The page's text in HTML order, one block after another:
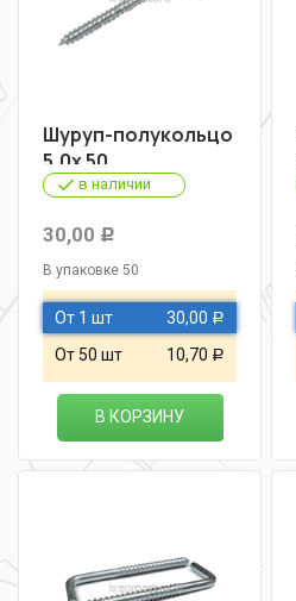
Шуруп-полукольцо
5,0х 50
в наличии
30,00 Р
В упаковке 50
От 1 шт 30,00 Р
От 50 шт 10,70 Р
В КОРЗИНУ